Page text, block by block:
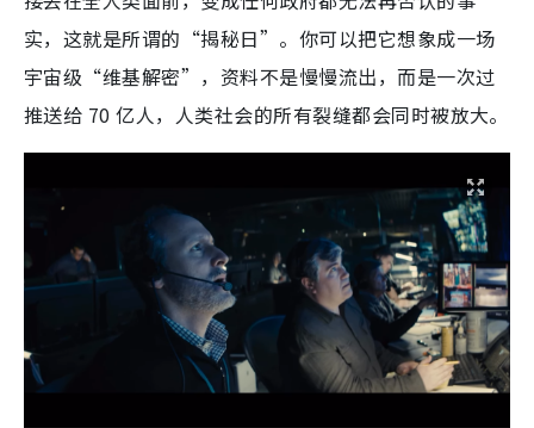
实，这就是所谓的“揭秘日”。你可以把它想象成一场
宇宙级“维基解密”，资料不是慢慢流出，而是一次过
推送给 70 亿人，人类社会的所有裂缝都会同时被放大。